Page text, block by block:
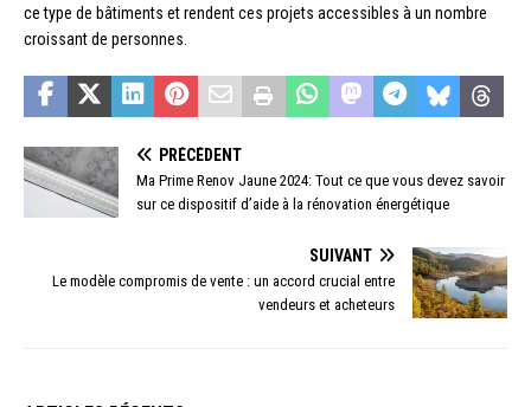
ce type de bâtiments et rendent ces projets accessibles à un nombre
croissant de personnes.
PRÉCÉDENT
Ma Prime Renov Jaune 2024: Tout ce que vous devez savoir
sur ce dispositif d’aide à la rénovation énergétique
SUIVANT
Le modèle compromis de vente : un accord crucial entre
vendeurs et acheteurs